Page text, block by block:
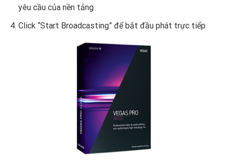
yêu cầu của nền tảng
Click “Start Broadcasting” để bắt đầu phát trực tiếp